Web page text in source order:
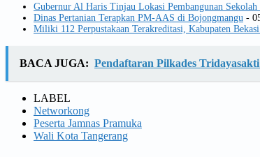
Gubernur Al Haris Tinjau Lokasi Pembangunan
Dinas Pertanian Terapkan PM-AAS di Bojongmangu -
Miliki 112 Perpustakaan Terakreditasi, Kabupaten
BACA JUGA: Pendaftaran Pilkades
LABEL
Networkong
Peserta Jamnas Pramuka
Wali Kota Tangerang